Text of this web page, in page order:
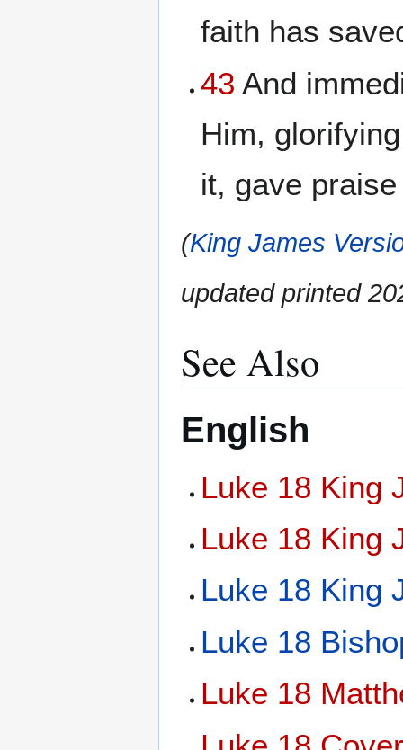
faith has
43 And
Him,
it, gave
(King James
updated printed
See Also
English
Luke 18 King
Luke 18 King
Luke 18 King
Luke 18
Luke 18